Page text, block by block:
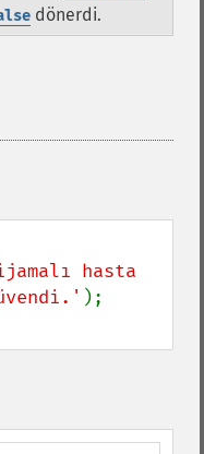
dönerdi.
hasta